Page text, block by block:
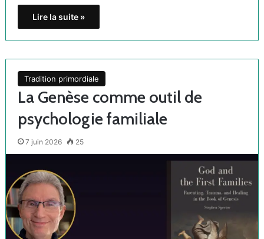
Lire la suite »
Tradition primordiale
La Genèse comme outil de
psychologie familiale
7 juin 2026 25